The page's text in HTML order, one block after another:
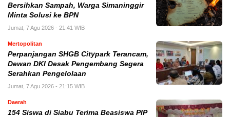
Bersihkan Sampah, Warga Simaninggir
Minta Solusi ke BPN
Jumat, 7 Agu 2026 - 21:41 WIB
Mertopolitan
Perpanjangan SHGB Citypark Terancam,
Dewan DKI Desak Pengembang Segera
Serahkan Pengelolaan
Jumat, 7 Agu 2026 - 21:15 WIB
Daerah
154 Siswa di Siabu Terima Beasiswa PIP